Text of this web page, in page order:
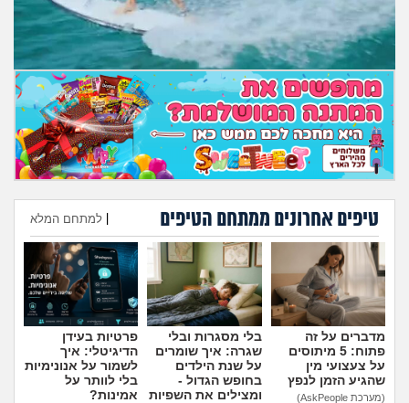
בית, שכנים ושותפים
מה שעובר עליי
שומרים על הגוף
פיננסי וכלכלה
בין הסדינים
חיות מחמד
יוקר המחיה
גאווה
טיפים אחרונים ממתחם הטיפים למתחם המלא
הוספת טיפ
מדברים על זה
פתוח: 5 מיתוסים
על צעצועי מין
שהגיע הזמן לנפץ
(מערכת AskPeople)
בלי מסגרות ובלי
שגרה: איך שומרים
על שנת הילדים
בחופש הגדול -
ומצילים את השפיות
פרטיות בעידן
הדיגיטלי: איך
לשמור על אנונימיות
בלי לוותר על
אמינות?